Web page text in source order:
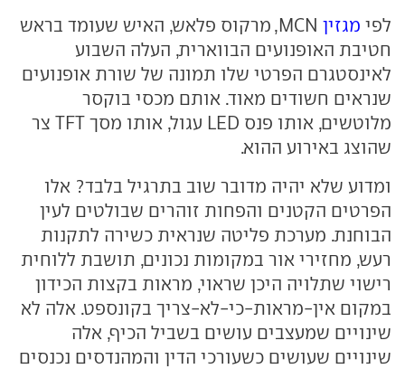
לפי מגזין
MCN, מרקוס פלאש, האיש שעומד בראש
חטיבת האופנועים הבווארית, העלה השבוע
לאינסטגרם הפרטי שלו תמונה של שורת אופנועים
שנראים חשודים מאוד. אותם מכסי בוקסר
מלוטשים, אותו פנס LED עגול, אותו מסך TFT צר
שהוצג באירוע ההוא.
ומדוע שלא יהיה מדובר שוב בתרגיל בלבד? אלו
הפרטים הקטנים והפחות זוהרים שבולטים לעין
הבוחנת. מערכת פליטה שנראית כשירה לתקנות
רעש, מחזירי אור במקומות נכונים, תושבת ללוחית
רישוי שתלויה היכן שראוי, מראות בקצות הכידון
במקום אין-מראות-כי-לא-צריך בקונספט. אלה לא
שינויים שמעצבים עושים בשביל הכיף, אלה
שינויים שעושים כשעורכי הדין והמהנדסים נכנסים